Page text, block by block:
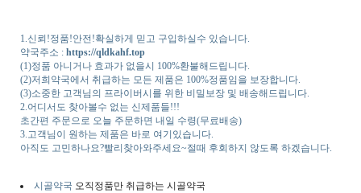
1.신뢰!정품!안전!확실하게 믿고 구입하실수 있습니다.
약국주소 : https://qldkahf.top
(1)정품 아니거나 효과가 없을시 100%환불해드립니다.
(2)저희약국에서 취급하는 모든 제품은 100%정품임을 보장합니다.
(3)소중한 고객님의 프라이버시를 위한 비밀보장 및 배송해드립니다.
2.어디서도 찾아볼수 없는 신제품들!!!
초간편 주문으로 오늘 주문하면 내일 수령(무료배송)
3.고객님이 원하는 제품은 바로 여기있습니다.
아직도 고민하나요?빨리찾아와주세요~절때 후회하지 않도록 하겠습니다.
시골약국 오직정품만 취급하는 시골약국